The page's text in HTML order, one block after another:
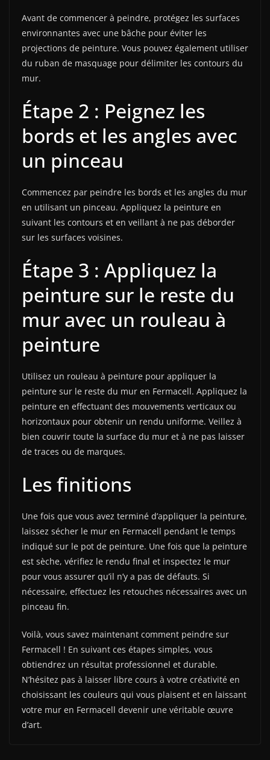
Avant de commencer à peindre, protégez les surfaces
environnantes avec une bâche pour éviter les
projections de peinture. Vous pouvez également utiliser
du ruban de masquage pour délimiter les contours du
mur.
Étape 2 : Peignez les
bords et les angles avec
un pinceau
Commencez par peindre les bords et les angles du mur
en utilisant un pinceau. Appliquez la peinture en
suivant les contours et en veillant à ne pas déborder
sur les surfaces voisines.
Étape 3 : Appliquez la
peinture sur le reste du
mur avec un rouleau à
peinture
Utilisez un rouleau à peinture pour appliquer la
peinture sur le reste du mur en Fermacell. Appliquez la
peinture en effectuant des mouvements verticaux ou
horizontaux pour obtenir un rendu uniforme. Veillez à
bien couvrir toute la surface du mur et à ne pas laisser
de traces ou de marques.
Les finitions
Une fois que vous avez terminé d’appliquer la peinture,
laissez sécher le mur en Fermacell pendant le temps
indiqué sur le pot de peinture. Une fois que la peinture
est sèche, vérifiez le rendu final et inspectez le mur
pour vous assurer qu’il n’y a pas de défauts. Si
nécessaire, effectuez les retouches nécessaires avec un
pinceau fin.
Voilà, vous savez maintenant comment peindre sur
Fermacell ! En suivant ces étapes simples, vous
obtiendrez un résultat professionnel et durable.
N’hésitez pas à laisser libre cours à votre créativité en
choisissant les couleurs qui vous plaisent et en laissant
votre mur en Fermacell devenir une véritable œuvre
d’art.